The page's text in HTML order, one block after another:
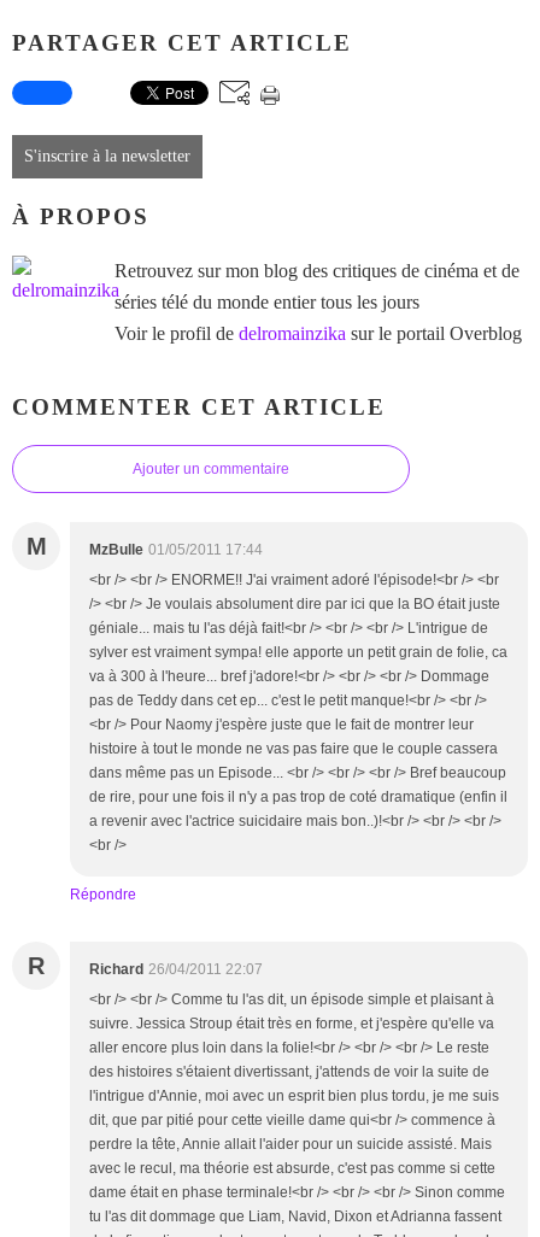
PARTAGER CET ARTICLE
S'inscrire à la newsletter
À PROPOS
Retrouvez sur mon blog des critiques de cinéma et de
séries télé du monde entier tous les jours
Voir le profil de delromainzika sur le portail Overblog
COMMENTER CET ARTICLE
Ajouter un commentaire
M MzBulle 01/05/2011 17:44
<br /> <br /> ENORME!! J'ai vraiment adoré l'épisode!<br /> <br
/> <br /> Je voulais absolument dire par ici que la BO était juste
géniale... mais tu l'as déjà fait!<br /> <br /> <br /> L'intrigue de
sylver est vraiment sympa! elle apporte un petit grain de folie, ca
va à 300 à l'heure... bref j'adore!<br /> <br /> <br /> Dommage
pas de Teddy dans cet ep... c'est le petit manque!<br /> <br />
<br /> Pour Naomy j'espère juste que le fait de montrer leur
histoire à tout le monde ne vas pas faire que le couple cassera
dans même pas un Episode... <br /> <br /> <br /> Bref beaucoup
de rire, pour une fois il n'y a pas trop de coté dramatique (enfin il
a revenir avec l'actrice suicidaire mais bon..)!<br /> <br /> <br />
<br />
Répondre
R Richard 26/04/2011 22:07
<br /> <br /> Comme tu l'as dit, un épisode simple et plaisant à
suivre. Jessica Stroup était très en forme, et j'espère qu'elle va
aller encore plus loin dans la folie!<br /> <br /> <br /> Le reste
des histoires s'étaient divertissant, j'attends de voir la suite de
l'intrigue d'Annie, moi avec un esprit bien plus tordu, je me suis
dit, que par pitié pour cette vieille dame qui<br /> commence à
perdre la tête, Annie allait l'aider pour un suicide assisté. Mais
avec le recul, ma théorie est absurde, c'est pas comme si cette
dame était en phase terminale!<br /> <br /> <br /> Sinon comme
tu l'as dit dommage que Liam, Navid, Dixon et Adrianna fassent